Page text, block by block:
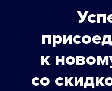
к
со